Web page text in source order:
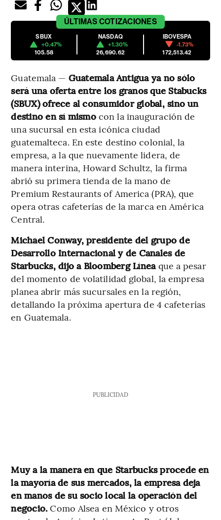
ÚLTIMAS COTIZACIONES
SBUX
+0.47%
105.58
NASDAQ
+1.30%
26,690.62
IBOVESPA
-1.73%
172,513.42
Guatemala — Guatemala Antigua ya no sólo
será una oferta entre los granos que Stabucks
(SBUX) ofrece al consumidor global, sino un
destino en sí mismocon la inauguración de
una sucursal en esta icónica ciudad
guatemalteca. En este destino colonial, la
empresa, a la que nuevamente lidera, de
manera interina, Howard Schultz, la firma
abrió su primera tienda de la mano de
Premium Restaurants of America (PRA), que
opera otras cafeterías de la marca en América
Central.
Michael Conway, presidente del grupo de
Desarrollo Internacional y de Canales de
Starbucks, dijo a Bloomberg Línea que a pesar
del momento de volatilidad global, la empresa
planea abrir más sucursales en la región,
detallando la próxima apertura de 4 cafeterías
en Guatemala.
PUBLICIDAD
Muy a la manera en que Starbucks procede en
la mayoría de sus mercados, la empresa deja
en manos de su socio local la operación del
negocio. Como Alsea en México y otros